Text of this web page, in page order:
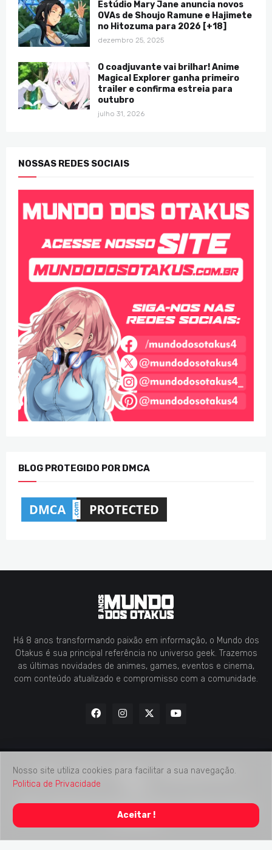
Estúdio Mary Jane anuncia novos
OVAs de Shoujo Ramune e Hajimete
no Hitozuma para 2026 [+18]
dezembro 25, 2025
O coadjuvante vai brilhar! Anime
Magical Explorer ganha primeiro
trailer e confirma estreia para
outubro
julho 31, 2026
NOSSAS REDES SOCIAIS
BLOG PROTEGIDO POR DMCA
Há 8 anos transformando paixão em informação, o Mundo dos
Otakus é sua principal referência no universo geek. Trazemos
as últimas novidades de animes, games, eventos e cinema,
com conteúdo atualizado e compromisso com a comunidade.
Reservados
Home Contato Midia Kit
Verificação de Fatos
Nosso site utiliza cookies para facilitar a sua navegação.
Politica de Privacidade
Aceitar !